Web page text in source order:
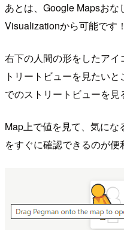
あとは、Google Mapsお
Visualizationから可能です！
右下の人間の形をしたア
トリートビューを見たい
でのストリートビューを見
Map上で値を見て、気に
をすぐに確認できるのが便